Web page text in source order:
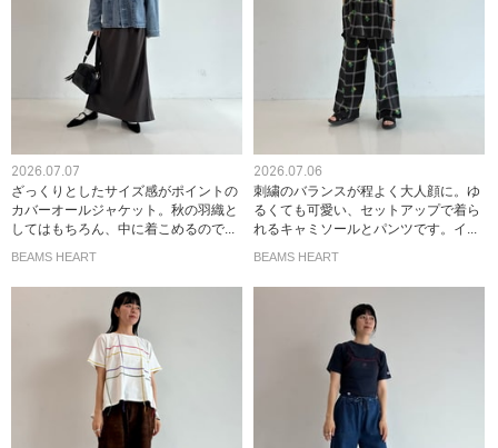
2026.07.07
ざっくりとしたサイズ感がポイントの
カバーオールジャケット。秋の羽織と
してはもちろん、中に着こめるので...
BEAMS HEART
2026.07.06
刺繍のバランスが程よく大人顔に。ゆ
るくても可愛い、セットアップで着ら
れるキャミソールとパンツです。イ...
BEAMS HEART